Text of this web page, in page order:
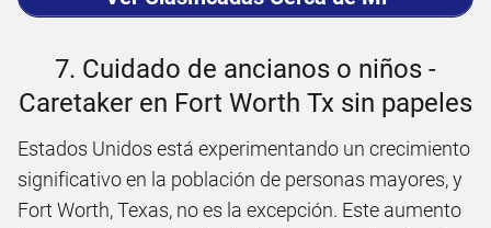
7. Cuidado de ancianos o niños -
Caretaker en Fort Worth Tx sin papeles
Estados Unidos está experimentando un crecimiento
significativo en la población de personas mayores, y
Fort Worth, Texas, no es la excepción. Este aumento